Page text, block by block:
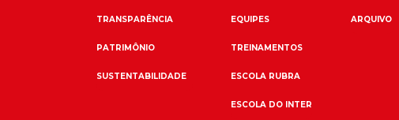
TRANSPARÊNCIA
PATRIMÔNIO
SUSTENTABILIDADE
EQUIPES
TREINAMENTOS
ESCOLA RUBRA
ESCOLA DO INTER
ARQUIVO